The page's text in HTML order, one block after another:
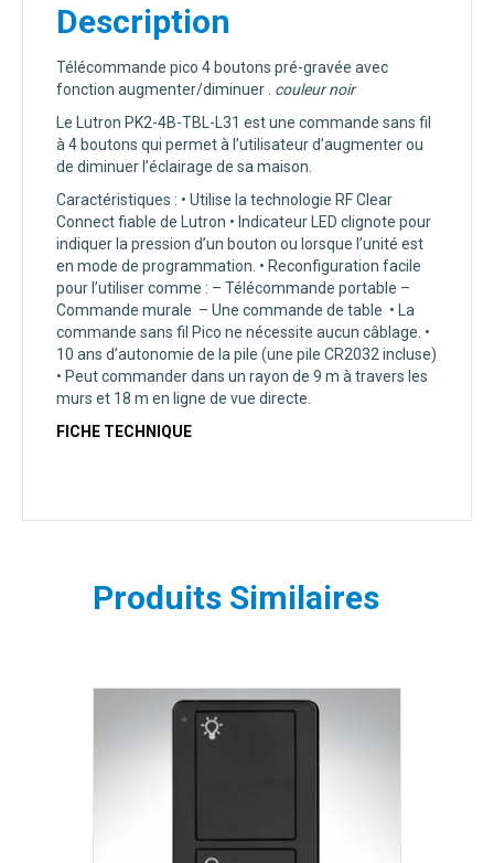
Description
Télécommande pico 4 boutons pré-gravée avec
fonction augmenter/diminuer . couleur noir
Le Lutron PK2-4B-TBL-L31 est une commande sans fil
à 4 boutons qui permet à l’utilisateur d’augmenter ou
de diminuer l’éclairage de sa maison.
Caractéristiques : • Utilise la technologie RF Clear
Connect fiable de Lutron • Indicateur LED clignote pour
indiquer la pression d’un bouton ou lorsque l’unité est
en mode de programmation. • Reconfiguration facile
pour l’utiliser comme : – Télécommande portable –
Commande murale – Une commande de table • La
commande sans fil Pico ne nécessite aucun câblage. •
10 ans d’autonomie de la pile (une pile CR2032 incluse)
• Peut commander dans un rayon de 9 m à travers les
murs et 18 m en ligne de vue directe.
FICHE TECHNIQUE
Produits Similaires